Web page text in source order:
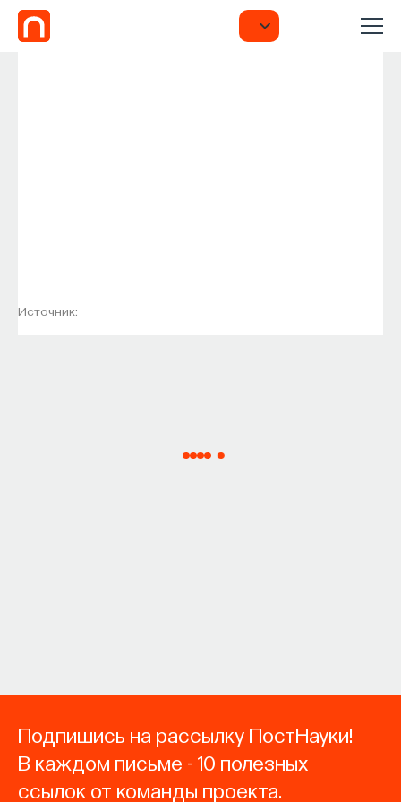
Источник:
Подпишись на рассылку ПостНауки!
В каждом письме - 10 полезных
ссылок от команды проекта.